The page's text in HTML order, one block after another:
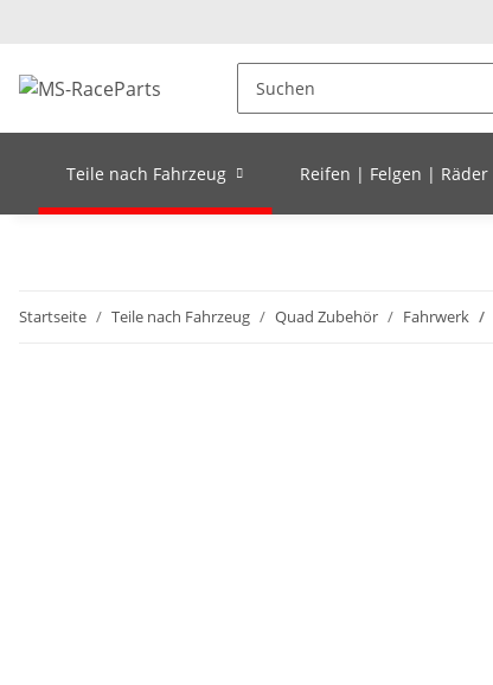
Teile nach Fahrzeug Reifen | Felgen | Räder
Startseite Teile nach Fahrzeug Quad Zubehör Fahrwerk